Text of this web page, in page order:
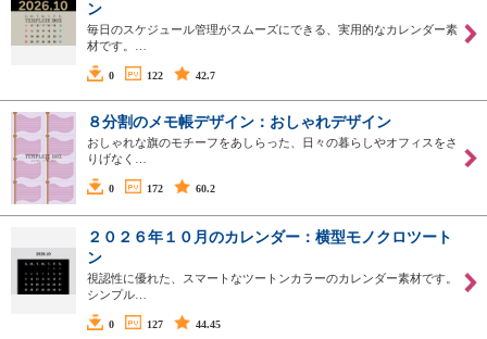
ン
毎日のスケジュール管理がスムーズにできる、実用的なカレンダー素
材です。…
0 122 42.7
８分割のメモ帳デザイン：おしゃれデザイン
おしゃれな旗のモチーフをあしらった、日々の暮らしやオフィスをさ
りげなく…
0 172 60.2
２０２６年１０月のカレンダー：横型モノクロツート
ン
視認性に優れた、スマートなツートンカラーのカレンダー素材です。
シンプル…
0 127 44.45